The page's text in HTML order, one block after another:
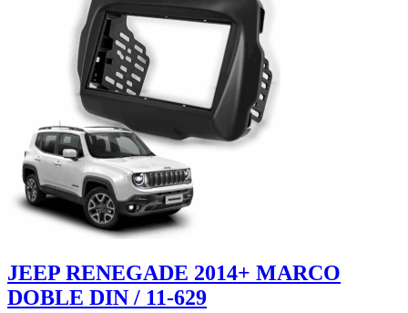
JEEP RENEGADE 2014+ MARCO
DOBLE DIN / 11-629